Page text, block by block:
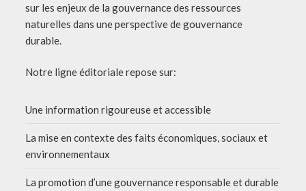
sur les enjeux de la gouvernance des ressources
naturelles dans une perspective de gouvernance
durable.
Notre ligne éditoriale repose sur:
Une information rigoureuse et accessible
La mise en contexte des faits économiques, sociaux et
environnementaux
La promotion d’une gouvernance responsable et durable